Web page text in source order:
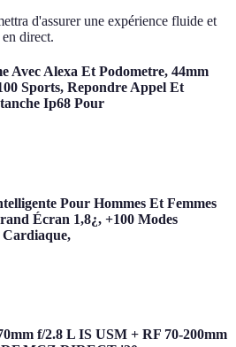
d'assurer une expérience fluide et
direct.
Avec Alexa Et Podometre, 44mm
Sports, Repondre Appel Et
Ip68 Pour
Pour Hommes Et Femmes
Écran 1,8¿, +100 Modes
Cardiaque,
f/2.8 L IS USM + RF 70-200mm